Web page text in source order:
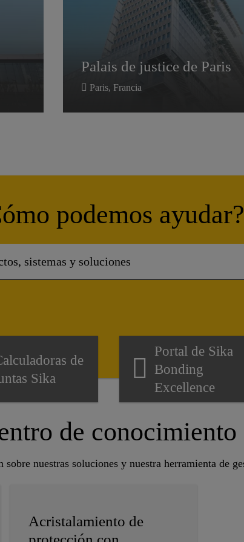
Palais de justice de Paris
Paris, Francia
Palais de justice de Paris
podemos ayudar?
de
Sika
Portal de Sika
Bonding
Excellence
de conocimiento
nuestras soluciones y nuestra herramienta de
Acristalamiento de